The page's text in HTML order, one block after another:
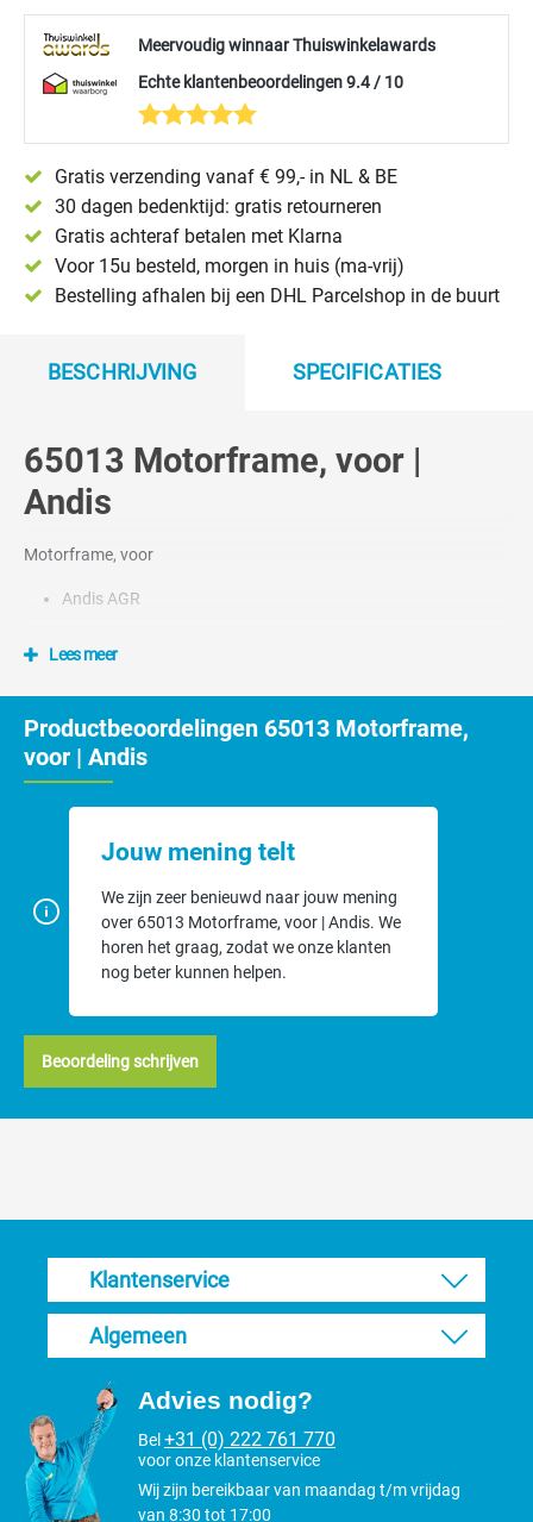
Meervoudig winnaar Thuiswinkelawards
Echte klantenbeoordelingen 9.4 / 10
Gratis verzending vanaf € 99,- in NL & BE
30 dagen bedenktijd: gratis retourneren
Gratis achteraf betalen met Klarna
Voor 15u besteld, morgen in huis (ma-vrij)
Bestelling afhalen bij een DHL Parcelshop in de buurt
BESCHRIJVING SPECIFICATIES
65013 Motorframe, voor |
Andis
Motorframe, voor
Andis AGR
Lees meer
Productbeoordelingen 65013 Motorframe,
voor | Andis
Jouw mening telt
We zijn zeer benieuwd naar jouw mening
over 65013 Motorframe, voor | Andis. We
horen het graag, zodat we onze klanten
nog beter kunnen helpen.
Beoordeling schrijven
Klantenservice
Algemeen
Advies nodig?
Bel +31 (0) 222 761 770
voor onze klantenservice
Wij zijn bereikbaar van maandag t/m vrijdag
van 8:30 tot 17:00